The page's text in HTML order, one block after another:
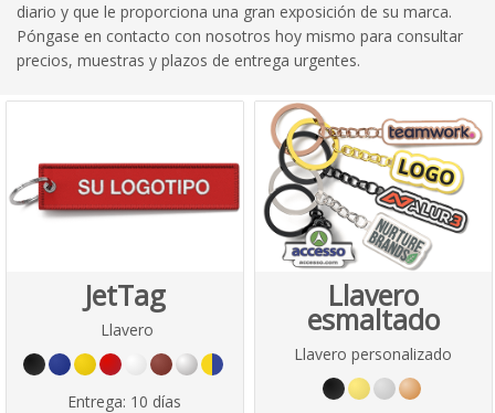
diario y que le proporciona una gran exposición de su marca.
Póngase en contacto con nosotros hoy mismo para consultar
precios, muestras y plazos de entrega urgentes.
JetTag
Llavero
Entrega: 10 días
Llavero
esmaltado
Llavero personalizado